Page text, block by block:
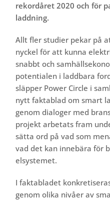
rekordåret 2020 och för
laddning.
Allt fler studier pekar på
nyckel för att kunna
snabbt och
potentialen i laddbara
släpper Power Circle i
nytt faktablad om smart
genom dialoger med
projekt arbetats fram
sätta ord på vad som
vad det kan innebära för
elsystemet.
I faktabladet
genom olika nivåer av